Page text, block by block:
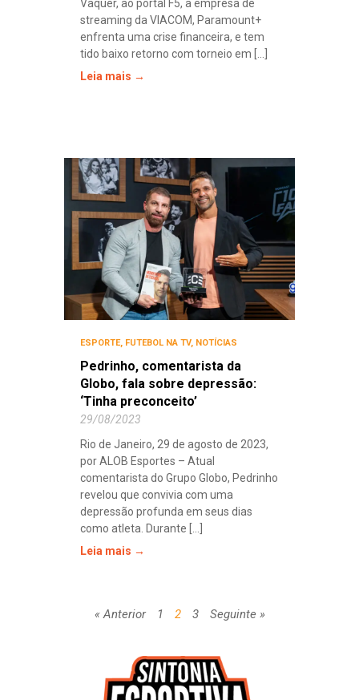
Vaquer, ao portal F5, a empresa de
streaming da VIACOM, Paramount+
enfrenta uma crise financeira, e tem
tido baixo retorno com torneio em [...]
Leia mais →
ESPORTE, FUTEBOL NA TV, NOTÍCIAS
Pedrinho, comentarista da
Globo, fala sobre depressão:
‘Tinha preconceito’
29/08/2023
Rio de Janeiro, 29 de agosto de 2023,
por ALOB Esportes – Atual
comentarista do Grupo Globo, Pedrinho
revelou que convivia com uma
depressão profunda em seus dias
como atleta. Durante [...]
Leia mais →
« Anterior 1 2 3 Seguinte »